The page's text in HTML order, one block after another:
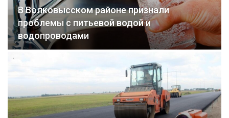
В Волковысском районе признали
проблемы с питьевой водой и
водопроводами